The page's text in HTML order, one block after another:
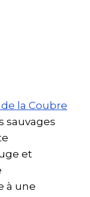
la Coubre
sauvages
et
à une